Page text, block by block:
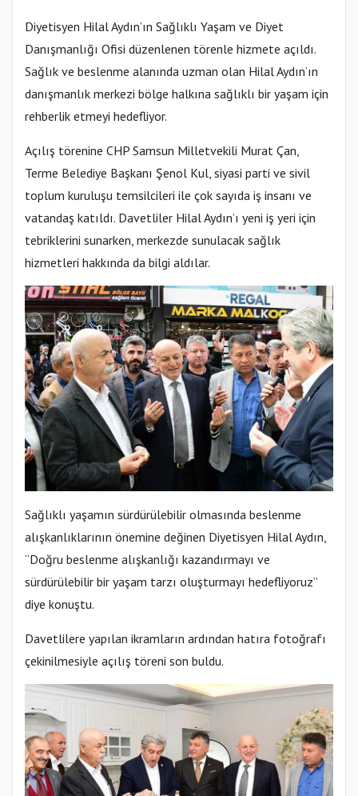
Diyetisyen Hilal Aydın’ın Sağlıklı Yaşam ve Diyet
Danışmanlığı Ofisi düzenlenen törenle hizmete açıldı.
Sağlık ve beslenme alanında uzman olan Hilal Aydın’ın
danışmanlık merkezi bölge halkına sağlıklı bir yaşam için
rehberlik etmeyi hedefliyor.
Açılış törenine CHP Samsun Milletvekili Murat Çan,
Terme Belediye Başkanı Şenol Kul, siyasi parti ve sivil
toplum kuruluşu temsilcileri ile çok sayıda iş insanı ve
vatandaş katıldı. Davetliler Hilal Aydın’ı yeni iş yeri için
tebriklerini sunarken, merkezde sunulacak sağlık
hizmetleri hakkında da bilgi aldılar.
Sağlıklı yaşamın sürdürülebilir olmasında beslenme
alışkanlıklarının önemine değinen Diyetisyen Hilal Aydın,
“Doğru beslenme alışkanlığı kazandırmayı ve
sürdürülebilir bir yaşam tarzı oluşturmayı hedefliyoruz”
diye konuştu.
Davetlilere yapılan ikramların ardından hatıra fotoğrafı
çekinilmesiyle açılış töreni son buldu.